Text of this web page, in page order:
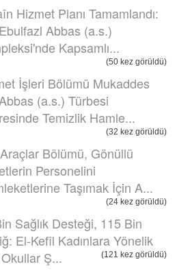
Hizmet Planı Tamamlandı:
Abbas (a.s.)
Kapsamlı...
(50 kez görüldü)
İşleri Bölümü Mukaddes
(a.s.) Türbesi
Temizlik Hamle...
(32 kez görüldü)
Bölümü, Gönüllü
Personelini
Taşımak İçin A...
(24 kez görüldü)
Sağlık Desteği, 115 Bin
El-Kefîl Kadınlara Yönelik
Ş...
(121 kez görüldü)